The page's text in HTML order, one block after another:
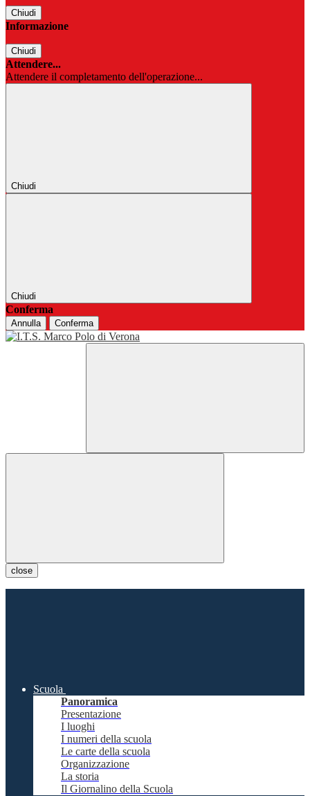
Chiudi
Informazione
Chiudi
Attendere...
Attendere il completamento dell'operazione...
Chiudi
Chiudi
Conferma
Annulla Conferma
close
Scuola
Panoramica
Presentazione
I luoghi
I numeri della scuola
Le carte della scuola
Organizzazione
La storia
Il Giornalino della Scuola